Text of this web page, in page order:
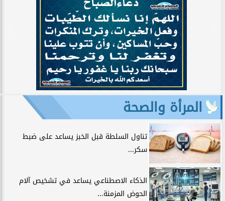
المرأة والصحة
تناول السلطة قبل الخبز يساعد على ضبط
سكر...
الذكاء الاصطناعي يساعد في تشخيص آلام
الحوض المزمنة...